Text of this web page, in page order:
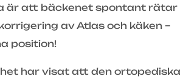
är att bäckenet spontant rätar
av Atlas och käken –
position!
har visat att den ortopediska